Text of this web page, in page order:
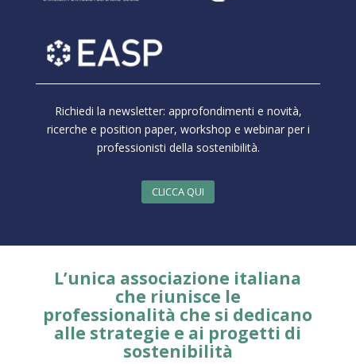
Richiedi la newsletter: approfondimenti e novità,
ricerche e position paper, workshop e webinar per i
professionisti della sostenibilità.
CLICCA QUI
L’unica associazione italiana
che riunisce le
professionalità che si dedicano
alle strategie e ai progetti di
sostenibilità